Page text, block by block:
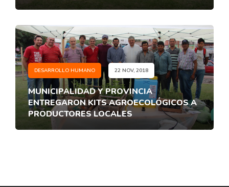
DESARROLLO HUMANO 22 NOV, 2018
MUNICIPALIDAD Y PROVINCIA
ENTREGARON KITS AGROECOLÓGICOS A
PRODUCTORES LOCALES